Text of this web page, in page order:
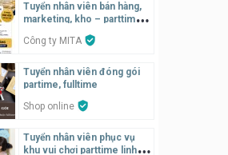
Tuyển nhân viên bán hàng,
marketing, kho – parttime,
Công ty MITA
Tuyển nhân viên đóng gói
partime, fulltime
Shop online
Tuyển nhân viên phục vụ
khu vui chơi parttime linh